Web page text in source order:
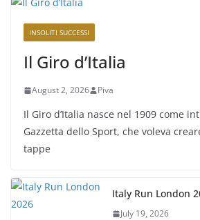
INSOLITI SUCCESSI
Il Giro d’Italia
August 2, 2026 Piva
Il Giro d’Italia nasce nel 1909 come
Gazzetta dello Sport, che voleva
tappe
Italy Run London
July 19, 2026